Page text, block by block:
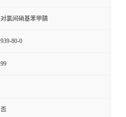
对氯间硝基苯甲腈
939-80-0
99
否